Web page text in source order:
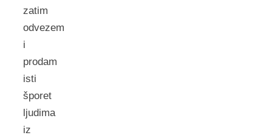
zatim
odvezem
i
prodam
isti
šporet
ljudima
iz